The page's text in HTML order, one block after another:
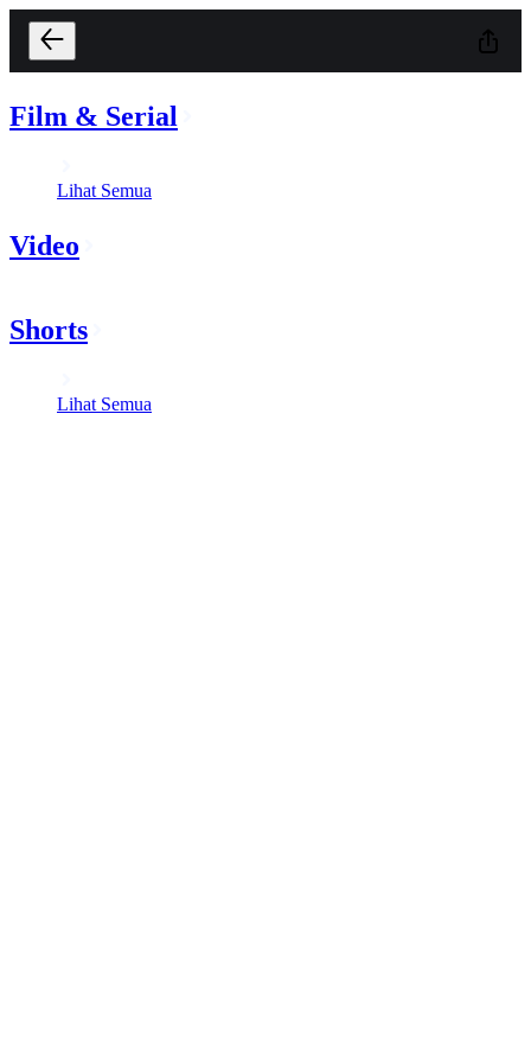
Film & Serial
Lihat Semua
Video
Shorts
Lihat Semua